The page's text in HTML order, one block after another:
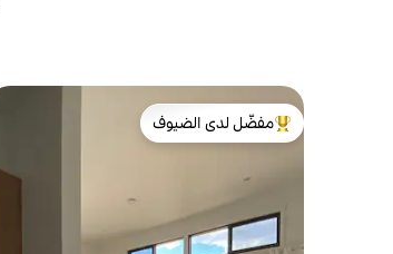
من أبرز البيوت المفضّلة لدى الضيوف
مفضّل لدى الضيوف